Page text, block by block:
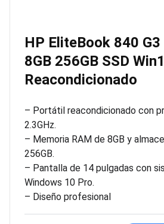
HP EliteBook 840
8GB 256GB SSD
Reacondicionado
– Portátil reacondicionado con
2.3GHz.
– Memoria RAM de 8GB y
256GB.
– Pantalla de 14 pulgadas con
Windows 10 Pro.
– Diseño profesional